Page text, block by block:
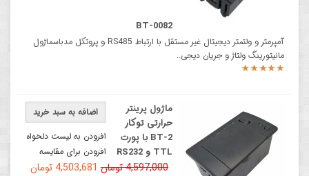
BT-0082
آمپرمتر و ولتمتر دیجیتال غیر مستقل با ارتباط RS485 و پروتکل مدباسماژول
مانیتورینگ ولتاژ و جریان دیجی..
اضافه به سبد خرید
افزودن به لیست دلخواه
افزودن برای مقایسه
4,597,000 تومان 4,503,681 تومان
ماژول پرینتر
حرارتی توکار
BT-2 با پورت
TTL و RS232